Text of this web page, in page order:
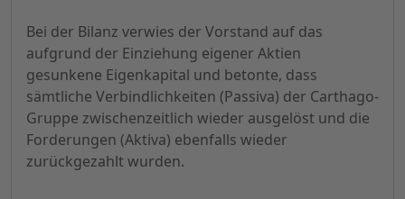
Bei der Bilanz verwies der Vorstand auf das
aufgrund der Einziehung eigener Aktien
gesunkene Eigenkapital und betonte, dass
sämtliche Verbindlichkeiten (Passiva) der Carthago-
Gruppe zwischenzeitlich wieder ausgelöst und die
Forderungen (Aktiva) ebenfalls wieder
zurückgezahlt wurden.